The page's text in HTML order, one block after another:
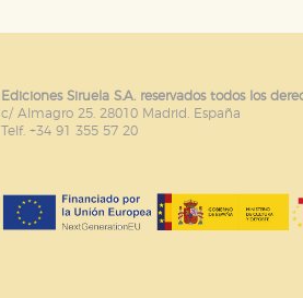
Ediciones Siruela S.A. reservados todos los
c/ Almagro 25. 28010 Madrid. España
Telf. +34 91 355 57 20